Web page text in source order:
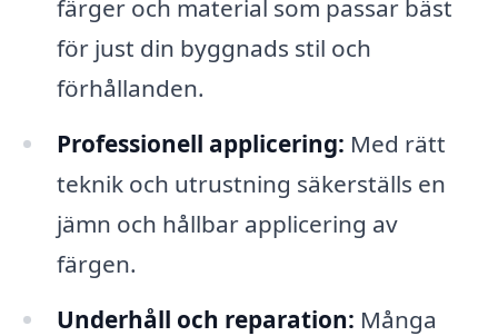
färger och material som passar bäst
för just din byggnads stil och
förhållanden.
Professionell applicering: Med rätt
teknik och utrustning säkerställs en
jämn och hållbar applicering av
färgen.
Underhåll och reparation: Många